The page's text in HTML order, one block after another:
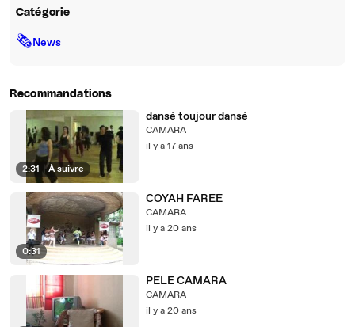
Catégorie
🗞News
Recommandations
2:31 À suivre
dansé toujour dansé
CAMARA
il y a 17 ans
0:31
COYAH FAREE
CAMARA
il y a 20 ans
PELE CAMARA
CAMARA
il y a 20 ans